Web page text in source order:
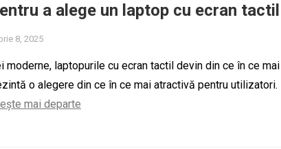
a alege un laptop cu ecran tactil
8, 2025
moderne, laptopurile cu ecran tactil devin din ce în ce mai
o alegere din ce în ce mai atractivă pentru utilizatori.
mai departe